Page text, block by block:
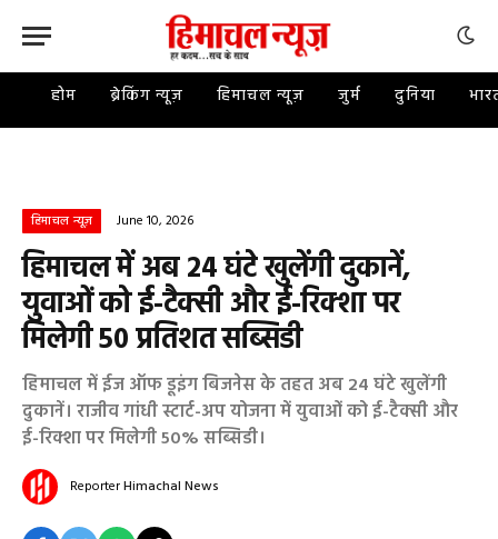
होम ब्रेकिंग न्यूज़ हिमाचल न्यूज़ जुर्म दुनिया
हिमाचल न्यूज़ June 10, 2026
हिमाचल में अब 24 घंटे खुलेंगी दुकानें,
युवाओं को ई-टैक्सी और ई-रिक्शा पर
मिलेगी 50 प्रतिशत सब्सिडी
हिमाचल में ईज ऑफ डूइंग बिजनेस के तहत अब 24 घंटे खुलेंगी
दुकानें। राजीव गांधी स्टार्ट-अप योजना में युवाओं को ई-टैक्सी और
ई-रिक्शा पर मिलेगी 50% सब्सिडी।
ReporterHimachal News